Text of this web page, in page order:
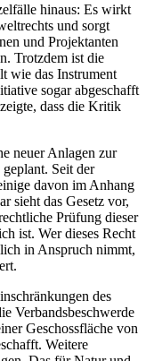
hinaus: Es wirkt
und sorgt
und Projektanten
Trotzdem ist die
wie das Instrument
sogar abgeschafft
dass die Kritik
neuer Anlagen zur
Seit der
davon im Anhang
sieht das Gesetz vor,
Prüfung dieser
ist. Wer dieses Recht
in Anspruch nimmt,
des
Verbandsbeschwerde
Geschossfläche von
Weitere